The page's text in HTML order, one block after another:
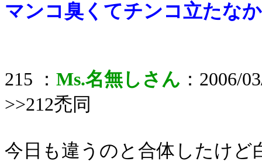
マンコ臭くてチンコ立たな
215 ： Ms.名無しさん ：2006/
>>212禿同
今日も違うのと合体したけ